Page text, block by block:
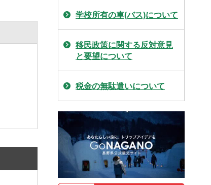
学校所有の車(バス)について
移民政策に関する反対意見
と要望について
税金の無駄遣いについて